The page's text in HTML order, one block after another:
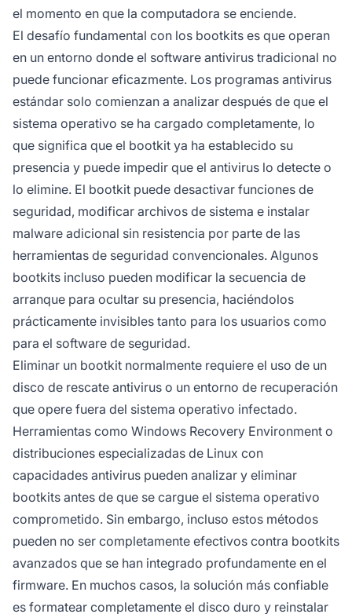
el momento en que la computadora se enciende.
El desafío fundamental con los bootkits es que operan
en un entorno donde el software antivirus tradicional no
puede funcionar eficazmente. Los programas antivirus
estándar solo comienzan a analizar después de que el
sistema operativo se ha cargado completamente, lo
que significa que el bootkit ya ha establecido su
presencia y puede impedir que el antivirus lo detecte o
lo elimine. El bootkit puede desactivar funciones de
seguridad, modificar archivos de sistema e instalar
malware adicional sin resistencia por parte de las
herramientas de seguridad convencionales. Algunos
bootkits incluso pueden modificar la secuencia de
arranque para ocultar su presencia, haciéndolos
prácticamente invisibles tanto para los usuarios como
para el software de seguridad.
Eliminar un bootkit normalmente requiere el uso de un
disco de rescate antivirus o un entorno de recuperación
que opere fuera del sistema operativo infectado.
Herramientas como Windows Recovery Environment o
distribuciones especializadas de Linux con
capacidades antivirus pueden analizar y eliminar
bootkits antes de que se cargue el sistema operativo
comprometido. Sin embargo, incluso estos métodos
pueden no ser completamente efectivos contra bootkits
avanzados que se han integrado profundamente en el
firmware. En muchos casos, la solución más confiable
es formatear completamente el disco duro y reinstalar